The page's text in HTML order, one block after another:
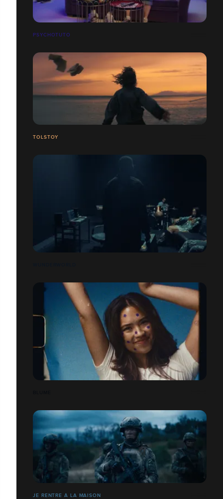
PSYCHOTUTO
TOLSTOY
JE RENTRE À LA MAISON